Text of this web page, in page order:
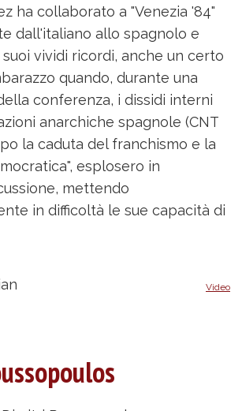
ha collaborato a "Venezia '84"
dall'italiano allo spagnolo e
suoi vividi ricordi, anche un certo
quando, durante una
conferenza, i dissidi interni
anarchiche spagnole (CNT
la caduta del franchismo e la
esplosero in
mettendo
in difficoltà le sue capacità di
Video